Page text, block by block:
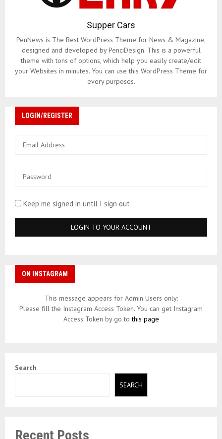
Supper Cars
PenNews is The Best WordPress Theme for News & Magazine,
designed and developed by PenciDesign. This is a powerful
theme with tons of options, which help you easily create/edit
your Websites in minutes. You can use this WordPress Theme for
every purposes.
LOGIN/REGISTER
Keep me signed in until I sign out
ON INSTAGRAM
This message appears for Admin Users only:
Please fill the Instagram Access Token. You can get Instagram
Access Token by go tothis page
Search
SEARCH
Recent Posts